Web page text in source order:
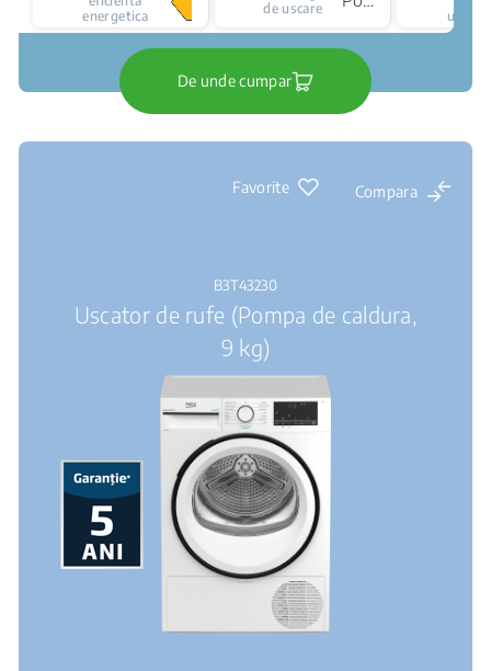
energetica
de uscare
uscare
De unde cumpar
Favorite Compara
B3T43230
Uscator de rufe (Pompa de caldura,
9 kg)